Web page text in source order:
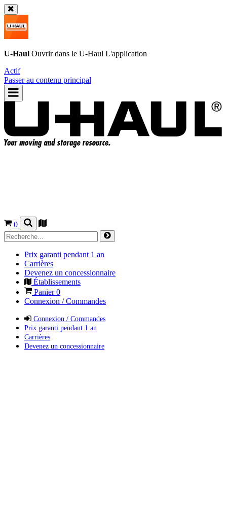
U-Haul Ouvrir dans le U-Haul L'application
Actif
Passer au contenu principal
0
Prix garanti pendant 1 an
Carrières
Devenez un concessionnaire
Établissements
Panier0
Connexion / Commandes
Connexion / Commandes
Prix garanti pendant 1 an
Carrières
Devenez un concessionnaire